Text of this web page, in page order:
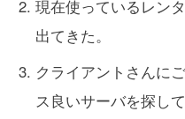
現在使っているレン
出てきた。
クライアントさんに
ス良いサーバを探して